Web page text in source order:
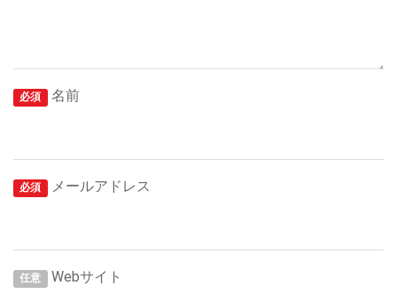
必須 名前
必須 メールアドレス
任意 Webサイト